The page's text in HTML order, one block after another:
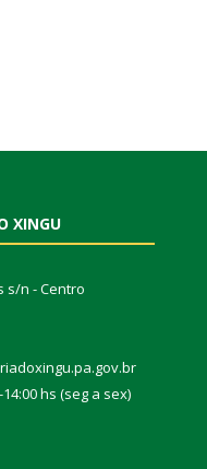
XINGU
s/n - Centro
hs (seg a sex)